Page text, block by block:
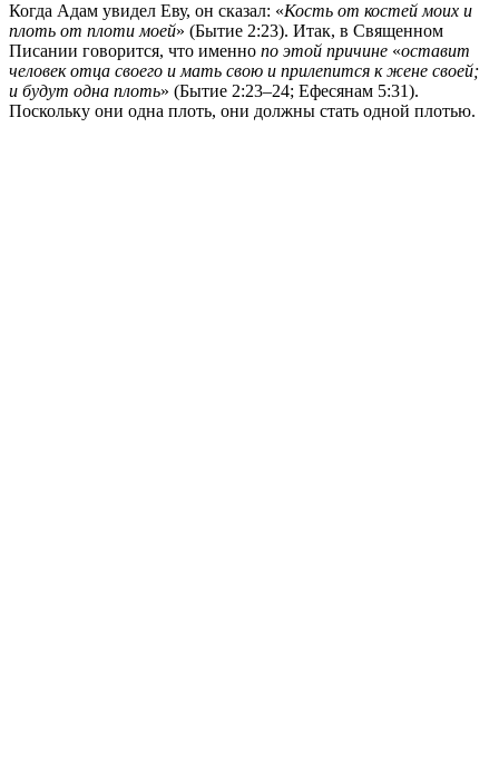
Когда Адам увидел Еву, он сказал: «Кость от костей моих и
плоть от плоти моей» (Бытие 2:23). Итак, в Священном
Писании говорится, что именно по этой причине «оставит
человек отца своего и мать свою и прилепится к жене своей;
и будут одна плоть» (Бытие 2:23–24; Ефесянам 5:31).
Поскольку они одна плоть, они должны стать одной плотью.